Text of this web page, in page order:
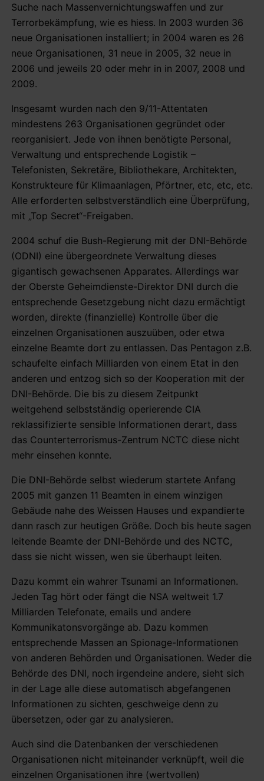
Suche nach Massenvernichtungswaffen und zur
Terrorbekämpfung, wie es hiess. In 2003 wurden 36
neue Organisationen installiert; in 2004 waren es 26
neue Organisationen, 31 neue in 2005, 32 neue in
2006 und jeweils 20 oder mehr in in 2007, 2008 und
2009.
Insgesamt wurden nach den 9/11-Attentaten
mindestens 263 Organisationen gegründet oder
reorganisiert. Jede von ihnen benötigte Personal,
Verwaltung und entsprechende Logistik –
Telefonisten, Sekretäre, Bibliothekare, Architekten,
Konstrukteure für Klimaanlagen, Pförtner, etc, etc, etc.
Alle erforderten selbstverständlich eine Überprüfung,
mit „Top Secret“-Freigaben.
2004 schuf die Bush-Regierung mit der DNI-Behörde
(ODNI) eine übergeordnete Verwaltung dieses
gigantisch gewachsenen Apparates. Allerdings war
der Oberste Geheimdienste-Direktor DNI durch die
entsprechende Gesetzgebung nicht dazu ermächtigt
worden, direkte (finanzielle) Kontrolle über die
einzelnen Organisationen auszuüben, oder etwa
einzelne Beamte dort zu entlassen. Das Pentagon z.B.
schaufelte einfach Milliarden von einem Etat in den
anderen und entzog sich so der Kooperation mit der
DNI-Behörde. Die bis zu diesem Zeitpunkt
weitgehend selbstständig operierende CIA
reklassifizierte sensible Informationen derart, dass
das Counterterrorismus-Zentrum NCTC diese nicht
mehr einsehen konnte.
Die DNI-Behörde selbst wiederum startete Anfang
2005 mit ganzen 11 Beamten in einem winzigen
Gebäude nahe des Weissen Hauses und expandierte
dann rasch zur heutigen Größe. Doch bis heute sagen
leitende Beamte der DNI-Behörde und des NCTC,
dass sie nicht wissen, wen sie überhaupt leiten.
Dazu kommt ein wahrer Tsunami an Informationen.
Jeden Tag hört oder fängt die NSA weltweit 1.7
Milliarden Telefonate, emails und andere
Kommunikatonsvorgänge ab. Dazu kommen
entsprechende Massen an Spionage-Informationen
von anderen Behörden und Organisationen. Weder die
Behörde des DNI, noch irgendeine andere, sieht sich
in der Lage alle diese automatisch abgefangenen
Informationen zu sichten, geschweige denn zu
übersetzen, oder gar zu analysieren.
Auch sind die Datenbanken der verschiedenen
Organisationen nicht miteinander verknüpft, weil die
einzelnen Organisationen ihre (wertvollen)